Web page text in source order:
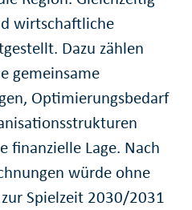
wirtschaftliche
Dazu zählen
gemeinsame
Optimierungsbedarf
finanzielle Lage. Nach
würde ohne
Spielzeit 2030/2031